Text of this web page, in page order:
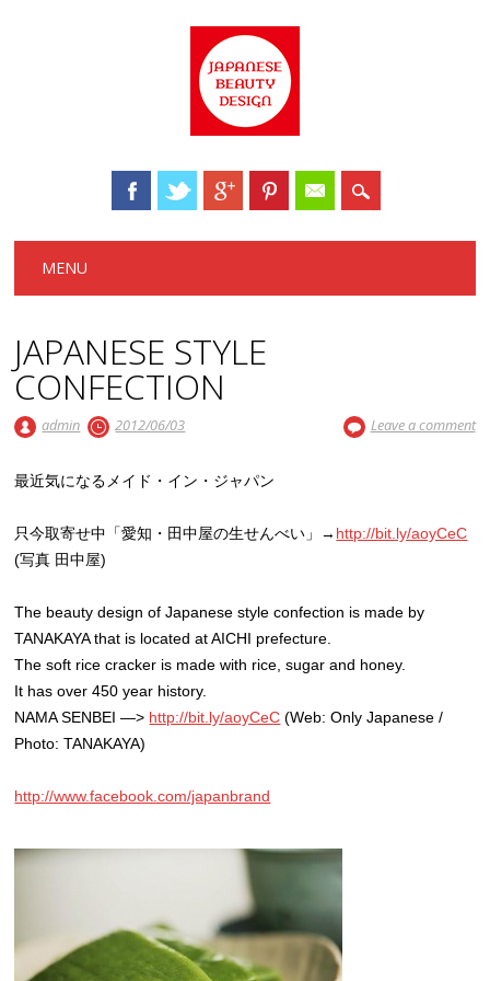
Main menu
MENU
JAPANESE STYLE
CONFECTION
admin 2012/06/03 Leave a comment
最近気になるメイド・イン・ジャパン
只今取寄せ中「愛知・田中屋の生せんべい」→ http://bit.ly/aoyCeC
(写真 田中屋)
The beauty design of Japanese style confection is made by
TANAKAYA that is located at AICHI prefecture.
The soft rice cracker is made with rice, sugar and honey.
It has over 450 year history.
NAMA SENBEI —> http://bit.ly/aoyCeC (Web: Only Japanese /
Photo: TANAKAYA)
http://www.facebook.com/japanbrand